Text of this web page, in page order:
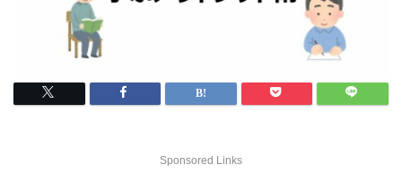
Sponsored Links